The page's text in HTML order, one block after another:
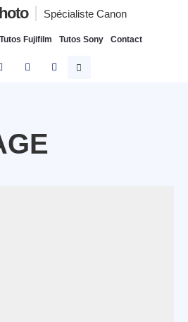
Spécialiste Canon
Tutos Fujifilm Tutos Sony Contact